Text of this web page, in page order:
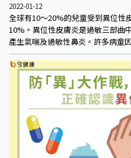
2022-01-12
全球有10～20%的兒童受到異位性
10%。異位性皮膚炎是過敏三部曲
產生氣喘及過敏性鼻炎。許多病童
眠和生活品質也受影響。這些小異
用卻安全有效的治療選項，也讓家